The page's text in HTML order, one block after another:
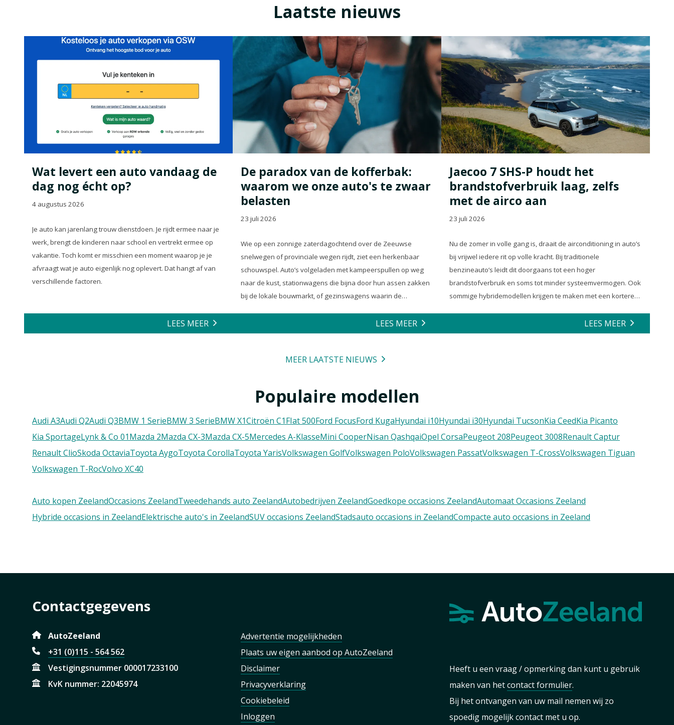
Laatste nieuws
Wat levert een auto vandaag de
dag nog écht op?
4 augustus 2026
Je auto kan jarenlang trouw dienstdoen. Je rijdt ermee naar je
werk, brengt de kinderen naar school en vertrekt ermee op
vakantie. Toch komt er misschien een moment waarop je je
afvraagt wat je auto eigenlijk nog oplevert. Dat hangt af van
verschillende factoren.
LEES MEER
De paradox van de kofferbak:
waarom we onze auto's te zwaar
belasten
23 juli 2026
Wie op een zonnige zaterdagochtend over de Zeeuwse
snelwegen of provinciale wegen rijdt, ziet een herkenbaar
schouwspel. Auto’s volgeladen met kampeerspullen op weg
naar de kust, stationwagens die bijna door hun assen zakken
bij de lokale bouwmarkt, of gezinswagens waarin de
loungeset voor de tuin mee te zeulen. We houden van onze
auto’s en we verwachten dat ze alles kunnen.
LEES MEER
Jaecoo 7 SHS-P houdt het
brandstofverbruik laag, zelfs
met de airco aan
23 juli 2026
Nu de zomer in volle gang is, draait de airconditioning in auto’s
bij vrijwel iedere rit op volle kracht. Bij traditionele
benzineauto’s leidt dit doorgaans tot een hoger
brandstofverbruik en soms tot minder systeemvermogen. Ook
sommige hybridemodellen krijgen te maken met een kortere
LEES MEER
MEER LAATSTE NIEUWS
Populaire modellen
Audi A3Audi Q2Audi Q3BMW 1 SerieBMW 3 SerieBMW X1Citroën C1FIat 500Ford FocusFord KugaHyundai i10Hyundai i30Hyundai TucsonKia CeedKia Picanto
Kia SportageLynk & Co 01Mazda 2Mazda CX-3Mazda CX-5Mercedes A-KlasseMini CooperNisan QashqaiOpel CorsaPeugeot 208Peugeot 3008Renault Captur
Renault ClioSkoda OctaviaToyota AygoToyota CorollaToyota YarisVolkswagen GolfVolkswagen PoloVolkswagen PassatVolkswagen T-CrossVolkswagen Tiguan
Volkswagen T-RocVolvo XC40
Auto kopen ZeelandOccasions ZeelandTweedehands auto ZeelandAutobedrijven ZeelandGoedkope occasions ZeelandAutomaat Occasions Zeeland
Hybride occasions in ZeelandElektrische auto's in ZeelandSUV occasions ZeelandStadsauto occasions in ZeelandCompacte auto occasions in Zeeland
Contactgegevens
AutoZeeland
+31 (0)115 - 564 562
Vestigingsnummer 000017233100
KvK nummer: 22045974
Advertentie mogelijkheden
Plaats uw eigen aanbod op AutoZeeland
Disclaimer
Privacyverklaring
Cookiebeleid
Inloggen
Heeft u een vraag / opmerking dan kunt u gebruik
maken van hetcontact formulier.
Bij het ontvangen van uw mail nemen wij zo
spoedig mogelijk contact met u op.